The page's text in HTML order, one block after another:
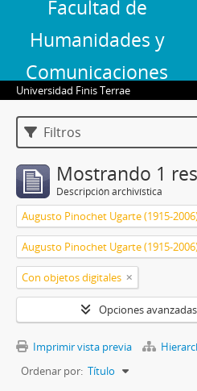
Facultad de
Humanidades y
Comunicaciones
Universidad Finis Terrae
Filtros
Mostrando 1
Descripción archivística
Augusto Pinochet Ugarte (1915-
Augusto Pinochet Ugarte (1915-
Con objetos digitales
Opciones
Imprimir vista previa
Ordenar por: Título